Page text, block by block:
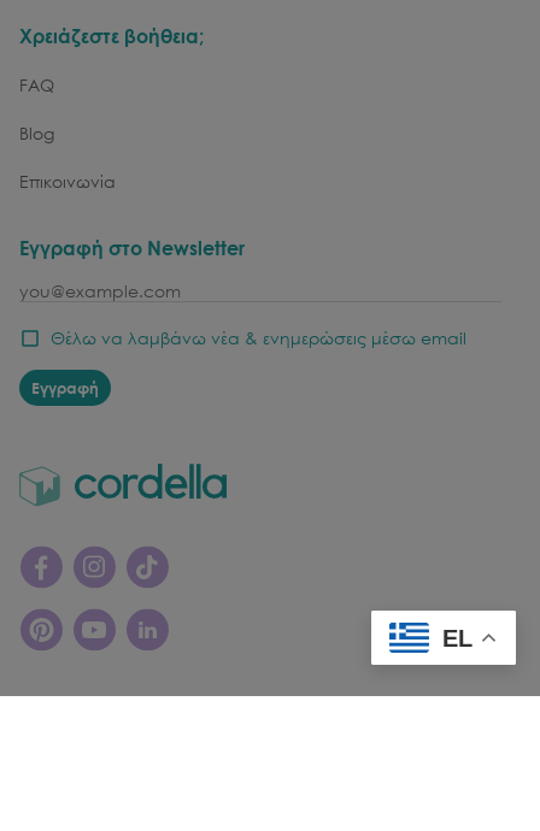
Χρειάζεστε βοήθεια;
FAQ
Blog
Επικοινωνία
Εγγραφή στο Newsletter
email
Θέλω να λαμβάνω νέα & ενημερώσεις μέσω email
Εγγραφή
EL